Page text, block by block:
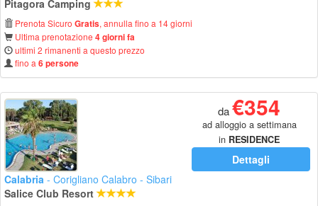
Pitagora Camping
Prenota Sicuro Gratis, annulla fino a 14 giorni
Ultima prenotazione 4 giorni fa
ultimi 2 rimanenti a questo prezzo
fino a 6 persone
da€354
ad alloggio a settimana
in RESIDENCE
Dettagli
Calabria - Corigliano Calabro - Sibari
Salice Club Resort